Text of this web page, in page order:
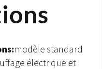
modèle standard
électrique et